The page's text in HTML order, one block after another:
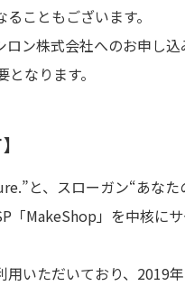
こともございます。
ロン株式会社へのお申し
なります。
と、スローガン“あなた
「MakeShop」を中核に
いただいており、2019